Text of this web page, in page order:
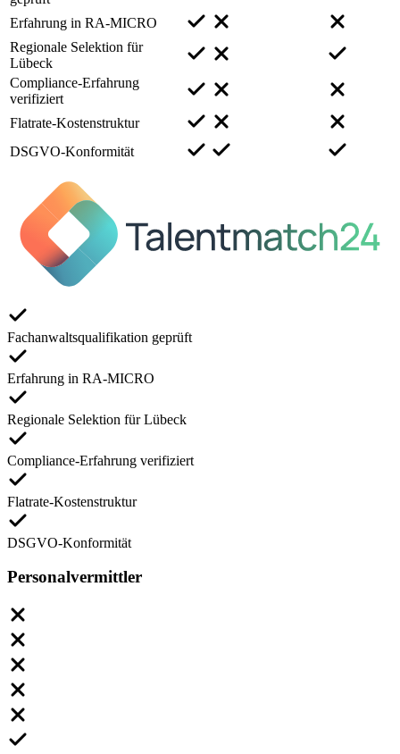
Erfahrung in RA-MICRO
Regionale Selektion für
Lübeck
Compliance-Erfahrung
verifiziert
Flatrate-Kostenstruktur
DSGVO-Konformität
Fachanwaltsqualifikation geprüft
Erfahrung in RA-MICRO
Regionale Selektion für Lübeck
Compliance-Erfahrung verifiziert
Flatrate-Kostenstruktur
DSGVO-Konformität
Personalvermittler